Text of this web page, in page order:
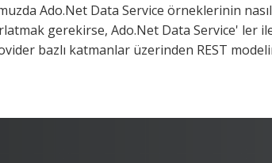
Ado.Net Data Service örneklerinin nasıl
gerekirse, Ado.Net Data Service' ler
bazlı katmanlar üzerinden REST